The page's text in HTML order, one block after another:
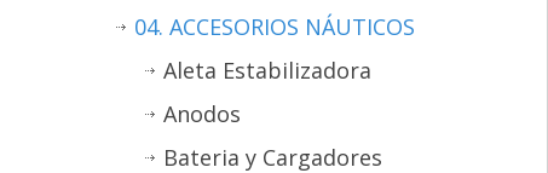
04. ACCESORIOS NÁUTICOS
Aleta Estabilizadora
Anodos
Bateria y Cargadores